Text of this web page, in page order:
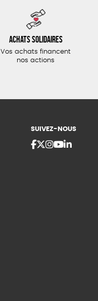
Achats solidaires
Vos achats financent
nos actions
SUIVEZ-NOUS